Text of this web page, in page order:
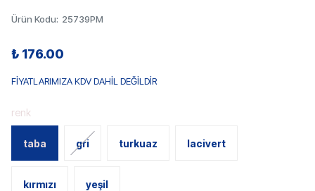
Ürün Kodu: 25739PM
₺ 176.00
FİYATLARIMIZA KDV DAHİL DEĞİLDİR
renk
taba gri turkuaz lacivert
kırmızı yeşil